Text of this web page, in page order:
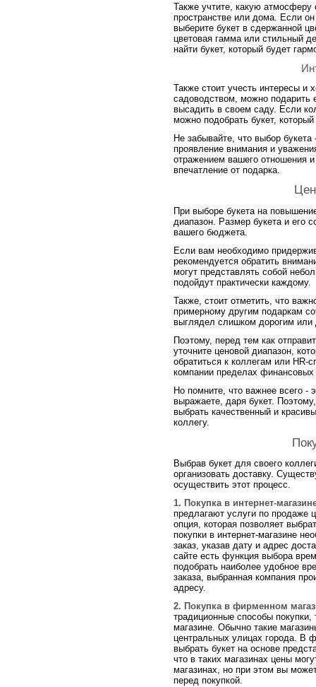
Также учтите, какую атмосферу
пространстве или дома. Если
выберите букет в сдержанной
цветовая гамма или стильный
найти букет, который будет
Также стоит учесть интересы и
садоводством, можно подарить
высадить в своем саду. Если
можно подобрать букет,
Не забывайте, что выбор
проявление внимания и
отражением вашего отношения
впечатление от подарка.
При выборе букета на
диапазон. Размер букета и его
вашего бюджета.
Если вам необходимо
рекомендуется обратить
могут представлять собой
подойдут практически каждому.
Также, стоит отметить, что
примерному другим подаркам
выглядел слишком дорогим
Поэтому, перед тем как
уточните ценовой диапазон,
обратиться к коллегам или HR-
компании пределах финансовых
Но помните, что важнее всего -
выражаете, даря букет.
выбрать качественный и
коллегу.
Выбрав букет для своего
организовать доставку.
осуществить этот процесс.
1. Покупка в интернет-
предлагают услуги по продаже
опция, которая позволяет
покупки в интернет-магазине
заказ, указав дату и адрес
сайте есть функция выбора
подобрать наиболее удобное
заказа, выбранная компания
адресу.
2. Покупка в фирменном
традиционные способы
магазине. Обычно такие
центральных улицах города. В
выбрать букет на основе
что в таких магазинах цены
магазинах, но при этом вы
перед покупкой.